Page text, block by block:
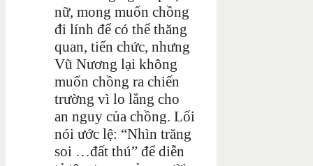
nữ, mong muốn chồng
đi lính để có thể thăng
quan, tiến chức, nhưng
Vũ Nương lại không
muốn chồng ra chiến
trường vì lo lắng cho
an nguy của chồng. Lối
nói ước lệ: “Nhìn trăng
soi …đất thú” để diễn